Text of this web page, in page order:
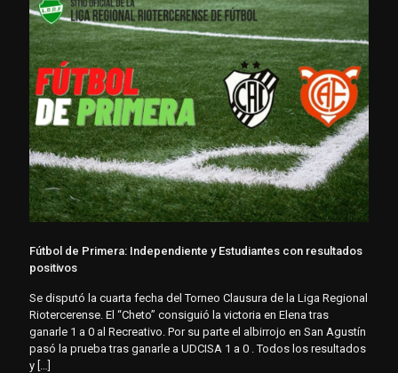
Fútbol de Primera: Independiente y Estudiantes con resultados
positivos
Se disputó la cuarta fecha del Torneo Clausura de la Liga Regional
Riotercerense. El “Cheto” consiguió la victoria en Elena tras
ganarle 1 a 0 al Recreativo. Por su parte el albirrojo en San Agustín
pasó la prueba tras ganarle a UDCISA 1 a 0 . Todos los resultados
y […]